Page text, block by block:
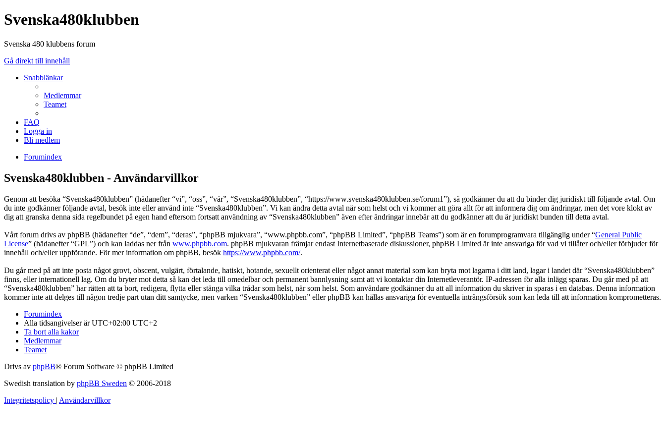
Svenska480klubben
Svenska 480 klubbens forum
Gå direkt till innehåll
Snabblänkar
Medlemmar
Teamet
FAQ
Logga in
Bli medlem
Forumindex
Svenska480klubben - Användarvillkor
Genom att besöka “Svenska480klubben” (hädanefter “vi”, “oss”, “vår”, “Svenska480klubben”, “https://www.svenska480klubben.se/forum1”), så godkänner du att du binder dig juridiskt till följande avtal. Om
du inte godkänner följande avtal, besök inte eller använd inte “Svenska480klubben”. Vi kan ändra detta avtal när som helst och vi kommer att göra allt för att informera dig om ändringar, men det vore klokt av
dig att granska denna sida regelbundet på egen hand eftersom fortsatt användning av “Svenska480klubben” även efter ändringar innebär att du godkänner att du är juridiskt bunden till detta avtal.
Vårt forum drivs av phpBB (hädanefter “de”, “dem”, “deras”, “phpBB mjukvara”, “www.phpbb.com”, “phpBB Limited”, “phpBB Teams”) som är en forumprogramvara tillgänglig under “General Public
License” (hädanefter “GPL”) och kan laddas ner från www.phpbb.com. phpBB mjukvaran främjar endast Internetbaserade diskussioner, phpBB Limited är inte ansvariga för vad vi tillåter och/eller förbjuder för
innehåll och/eller uppförande. För mer information om phpBB, besök https://www.phpbb.com/.
Du går med på att inte posta något grovt, obscent, vulgärt, förtalande, hatiskt, hotande, sexuellt orienterat eller något annat material som kan bryta mot lagarna i ditt land, lagar i landet där “Svenska480klubben”
finns, eller internationell lag. Om du bryter mot detta så kan det leda till omedelbar och permanent bannlysning samt att vi kontaktar din Internetleverantör. IP-adressen för alla inlägg sparas. Du går med på att
“Svenska480klubben” har rätten att ta bort, redigera, flytta eller stänga vilka trådar som helst, när som helst. Som användare godkänner du att all information du skriver in sparas i en databas. Denna information
kommer inte att delges till någon tredje part utan ditt samtycke, men varken “Svenska480klubben” eller phpBB kan hållas ansvariga för eventuella intrångsförsök som kan leda till att information komprometteras.
Forumindex
Alla tidsangivelser är UTC+02:00 UTC+2
Ta bort alla kakor
Medlemmar
Teamet
Drivs av phpBB® Forum Software © phpBB Limited
Swedish translation by phpBB Sweden © 2006-2018
Integritetspolicy | Användarvillkor